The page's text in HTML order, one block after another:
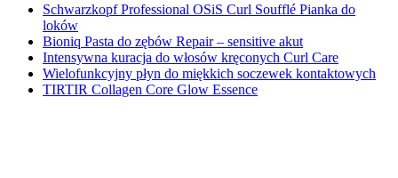
Schwarzkopf Professional OSiS Curl Soufflé Pianka do
loków
Bioniq Pasta do zębów Repair – sensitive akut
Intensywna kuracja do włosów kręconych Curl Care
Wielofunkcyjny płyn do miękkich soczewek kontaktowych
TIRTIR Collagen Core Glow Essence